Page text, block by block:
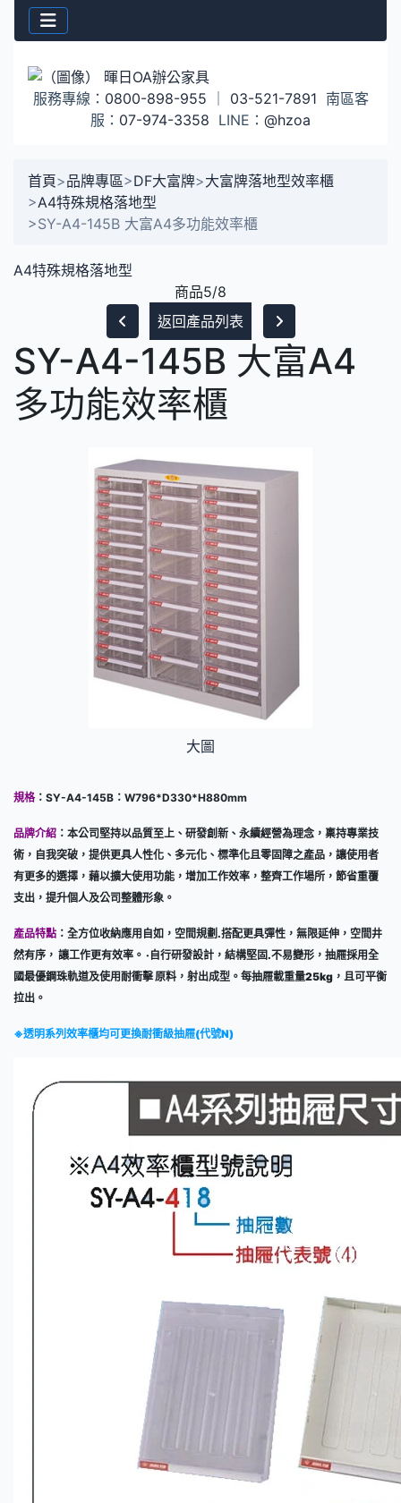
服務專線： 0800-898-955 03-521-7891 南區客
服： 07-974-3358 LINE： @hzoa
首頁>品牌專區>DF大富牌>大富牌落地型效率櫃
>A4特殊規格落地型
>SY-A4-145B 大富A4多功能效率櫃
A4特殊規格落地型
商品5/8
返回產品列表
SY-A4-145B 大富A4
多功能效率櫃
大圖
規格： SY-A4-145B：W796*D330*H880mm
品牌介紹 ：本公司堅持以品質至上、研發創新、永續經營為理念，稟持專業技
術，自我突破，提供更具人性化、多元化、標準化且零固障之產品，讓使用者
有更多的選擇，藉以擴大使用功能，增加工作效率，整齊工作場所，節省重覆
支出，提升個人及公司整體形象。
產品特點 ：全方位收納應用自如，空間規劃.搭配更具彈性，無限延伸，空間井
然有序， 讓工作更有效率。 ‧自行研發設計，結構堅固.不易變形，抽屜採用全
國最優鋼珠軌道及使用耐衝擊 原料，射出成型。每抽屜載重量25kg，且可平衡
拉出。
※透明系列效率櫃均可更換耐衝級抽屜(代號N)